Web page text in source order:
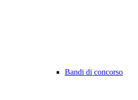
Bandi di concorso